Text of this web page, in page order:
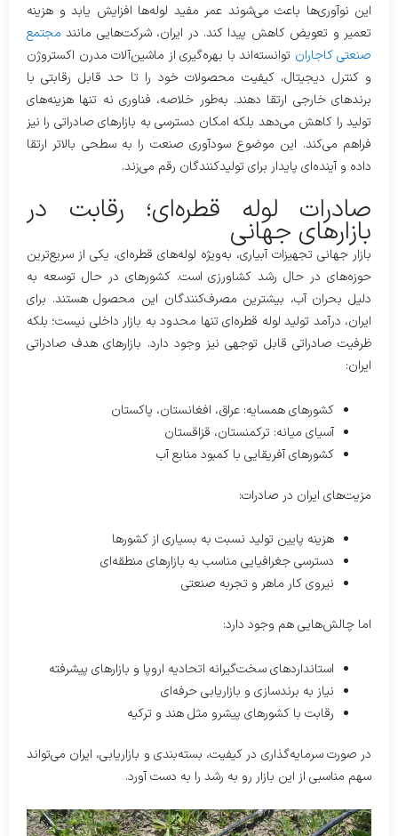
این نوآوری‌ها باعث می‌شوند عمر مفید لوله‌ها افزایش یابد و هزینه
تعمیر و تعویض کاهش پیدا کند. در ایران، شرکت‌هایی مانند مجتمع
صنعتی کاجاران توانسته‌اند با بهره‌گیری از ماشین‌آلات مدرن اکستروژن
و کنترل دیجیتال، کیفیت محصولات خود را تا حد قابل رقابتی با
برندهای خارجی ارتقا دهند. به‌طور خلاصه، فناوری نه تنها هزینه‌های
تولید را کاهش می‌دهد بلکه امکان دسترسی به بازارهای صادراتی را نیز
فراهم می‌کند. این موضوع سودآوری صنعت را به سطحی بالاتر ارتقا
داده و آینده‌ای پایدار برای تولیدکنندگان رقم می‌زند.
صادرات لوله قطره‌ای؛ رقابت در
بازارهای جهانی
بازار جهانی تجهیزات آبیاری، به‌ویژه لوله‌های قطره‌ای، یکی از سریع‌ترین
حوزه‌های در حال رشد کشاورزی است. کشورهای در حال توسعه به
دلیل بحران آب، بیشترین مصرف‌کنندگان این محصول هستند. برای
ایران، درآمد تولید لوله قطره‌ای تنها محدود به بازار داخلی نیست؛ بلکه
ظرفیت صادراتی قابل توجهی نیز وجود دارد. بازارهای هدف صادراتی
ایران:
کشورهای همسایه: عراق، افغانستان، پاکستان
آسیای میانه: ترکمنستان، قزاقستان
کشورهای آفریقایی با کمبود منابع آب
مزیت‌های ایران در صادرات:
هزینه پایین تولید نسبت به بسیاری از کشورها
دسترسی جغرافیایی مناسب به بازارهای منطقه‌ای
نیروی کار ماهر و تجربه صنعتی
اما چالش‌هایی هم وجود دارد:
استانداردهای سخت‌گیرانه اتحادیه اروپا و بازارهای پیشرفته
نیاز به برندسازی و بازاریابی حرفه‌ای
رقابت با کشورهای پیشرو مثل هند و ترکیه
در صورت سرمایه‌گذاری در کیفیت، بسته‌بندی و بازاریابی، ایران می‌تواند
سهم مناسبی از این بازار رو به رشد را به دست آورد.